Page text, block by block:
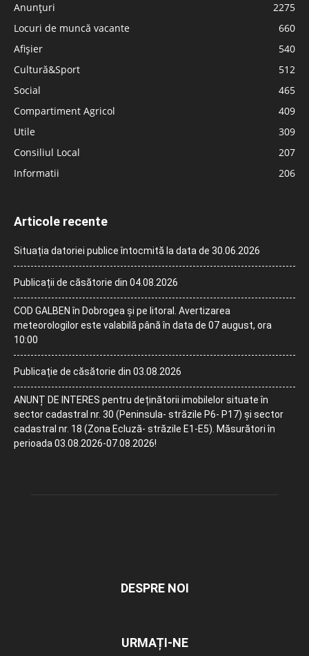
Anunțuri
2275
Locuri de muncă vacante
660
Afișier
540
Cultură&Sport
512
Social
465
Compartiment Agricol
409
Utile
309
Consiliul Local
207
Informatii
206
Articole recente
Situația datoriei publice întocmită la data de 30.06.2026
Publicații de căsătorie din 04.08.2026
COD GALBEN în Dobrogea și pe litoral. Avertizarea
meteorologilor este valabilă până în data de 07 august, ora
10:00
Publicație de căsătorie din 03.08.2026
ANUNȚ DE INTERES pentru deținătorii imobilelor situate în
sector cadastral nr. 30 (Peninsula- străzile P6- P17) și sector
cadastral nr. 18 (Zona Ecluză- străzile E1-E5). Măsurători în
perioada 03.08.2026-07.08.2026!
DESPRE NOI
URMAȚI-NE